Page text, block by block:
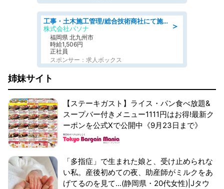
＞
工事・土木施工管理/総合技術商社にて施工管理のお仕事/即日勤務可/車通勤可/工事・土木施工管理/生産・品質管理
株式会社パソナ
福岡県 北九州市
時給1,506円
正社員
スポンサー：求人ボックス
姉妹サイト
【ステーキガスト】ライス・パン食べ放題&
スープバー付きメニュー1111円はお得!最新ク
ーポンを公式Xで公開中《9月23日まで》
「多指症」で生まれた娘と、受け止められな
い私。産後初めての夜、助産師がミルクをあ
げてるのを見て...(静岡県・20代女性)|Jタウ